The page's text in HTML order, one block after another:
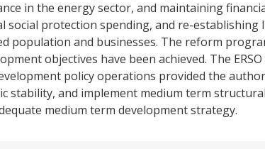
in the energy sector, and maintaining
social protection spending, and re-establishing
population and businesses. The reform
objectives have been achieved. The
policy operations provided the
stability, and implement medium term
medium term development strategy.